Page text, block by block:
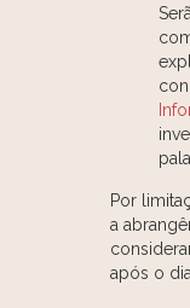
Por
a
após o